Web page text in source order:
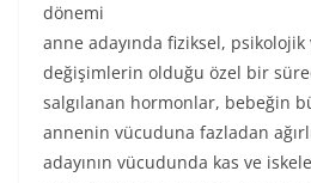
dönemi
anne adayında fiziksel,
değişimlerin olduğu özel bir
salgılanan hormonlar, bebeğin
annenin vücuduna fazladan
adayının vücudunda kas ve